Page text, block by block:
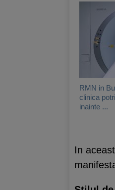
RMN in
clinica
inainte ...
In